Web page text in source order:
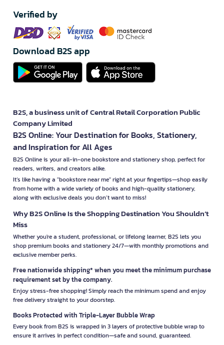
Verified by
Download B2S app
B2S, a business unit of Central Retail Corporation Public
Company Limited
B2S Online: Your Destination for Books, Stationery,
and Inspiration for All Ages
B2S Online is your all-in-one bookstore and stationery shop, perfect for
readers, writers, and creators alike.
It’s like having a "bookstore near me" right at your fingertips—shop easily
from home with a wide variety of books and high-quality stationery,
along with exclusive deals you don’t want to miss!
Why B2S Online Is the Shopping Destination You Shouldn’t
Miss
Whether you're a student, professional, or lifelong learner, B2S lets you
shop premium books and stationery 24/7—with monthly promotions and
exclusive member perks.
Free nationwide shipping* when you meet the minimum purchase
requirement set by the company.
Enjoy stress-free shopping! Simply reach the minimum spend and enjoy
free delivery straight to your doorstep.
Books Protected with Triple-Layer Bubble Wrap
Every book from B2S is wrapped in 3 layers of protective bubble wrap to
ensure it arrives in perfect condition—safe and sound, guaranteed.